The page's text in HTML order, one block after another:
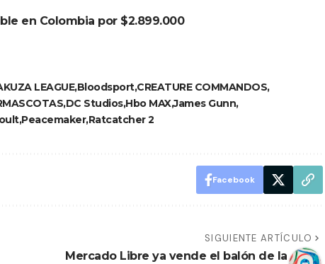
en Colombia por $2.899.000
LEAGUEBloodsportCREATURE COMMANDOS
DC StudiosHbo MAXJames Gunn
PeacemakerRatcatcher 2
Facebook
SIGUIENTE ARTÍCULO
Mercado Libre ya vende el balón de la